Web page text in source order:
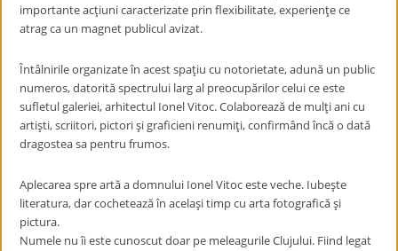
importante acţiuni caracterizate prin flexibilitate, experienţe ce
atrag ca un magnet publicul avizat.
Întâlnirile organizate în acest spaţiu cu notorietate, adună un public
numeros, datorită spectrului larg al preocupărilor celui ce este
sufletul galeriei, arhitectul Ionel Vitoc. Colaborează de mulţi ani cu
artişti, scriitori, pictori şi graficieni renumiţi, confirmând încă o dată
dragostea sa pentru frumos.
Aplecarea spre artă a domnului Ionel Vitoc este veche. Iubeşte
literatura, dar cochetează în acelaşi timp cu arta fotografică şi
pictura.
Numele nu îi este cunoscut doar pe meleagurile Clujului. Fiind legat